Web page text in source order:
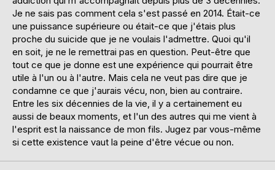
Je ne sais pas comment cela s'est passé en 2014. Était-ce
une puissance supérieure ou était-ce que j'étais plus
proche du suicide que je ne voulais l'admettre. Quoi qu'il
en soit, je ne le remettrai pas en question. Peut-être que
tout ce que je donne est une expérience qui pourrait être
utile à l'un ou à l'autre. Mais cela ne veut pas dire que je
condamne ce que j'aurais vécu, non, bien au contraire.
Entre les six décennies de la vie, il y a certainement eu
aussi de beaux moments, et l'un des autres qui me vient à
l'esprit est la naissance de mon fils. Jugez par vous-même
si cette existence vaut la peine d'être vécue ou non.